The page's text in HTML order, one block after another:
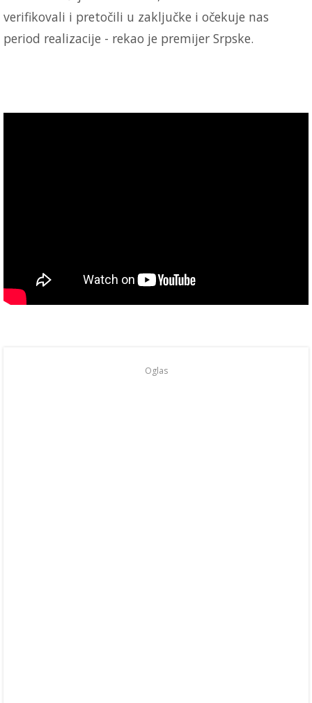
verifikovali i pretočili u zaključke i očekuje nas
period realizacije - rekao je premijer Srpske.
Oglas